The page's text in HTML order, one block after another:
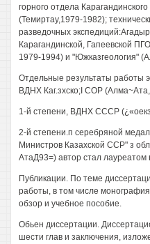
горного отдела
(Темиртау,1979-1982);
разведочных
Карагандинской, Гапеевской
1979-1994) и "Южказгеология"
Отдельные результаты работы
ВДНХ Каг.зхско;I СОР
1-й степени, ВДНХ СССР
2-й степени.п серебряной
Министров Казахской ССР" з
АтаД93=) автор стал лауреатом
Публикации. По теме
работы, в том числе
обзор и учебное пособие.
Обьен диссертации.
шести глав и заключения,